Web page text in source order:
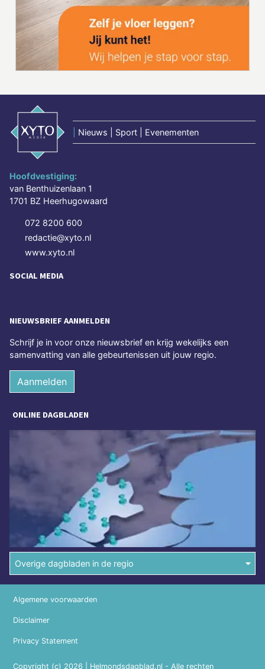
Nieuws | Sport | Evenementen
Hoofdvestiging:
van Benthuizenlaan 1
1701 BZ Heerhugowaard
072 8200 600
redactie@xyto.nl
www.xyto.nl
SOCIAL MEDIA
NIEUWSBRIEF AANMELDEN
Schrijf je in voor onze nieuwsbrief en krijg wekelijks een
samenvatting van alle gebeurtenissen uit jouw regio.
Aanmelden
ONLINE DAGBLADEN
Overige dagbladen in de regio
Copyright (c) 2026 | Helmondsdagblad.nl - Alle rechten
Algemene voorwaarden
Disclaimer
Privacy Statement